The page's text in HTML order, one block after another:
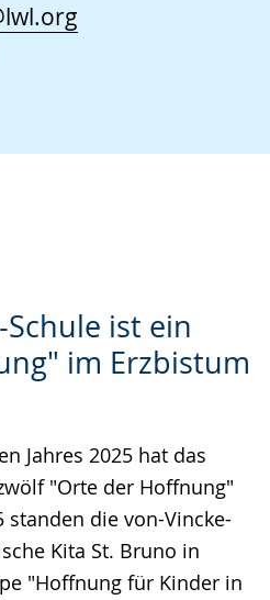
ist ein
im Erzbistum
Jahres 2025 hat das
"Orte der Hoffnung"
die von-Vincke-
Kita St. Bruno in
"Hoffnung für Kinder in